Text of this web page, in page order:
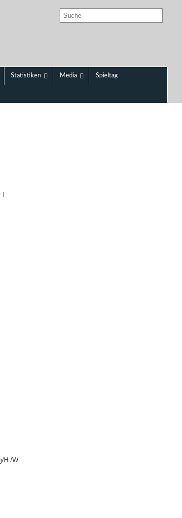
Statistiken Media Spieltag
I.
H./W.